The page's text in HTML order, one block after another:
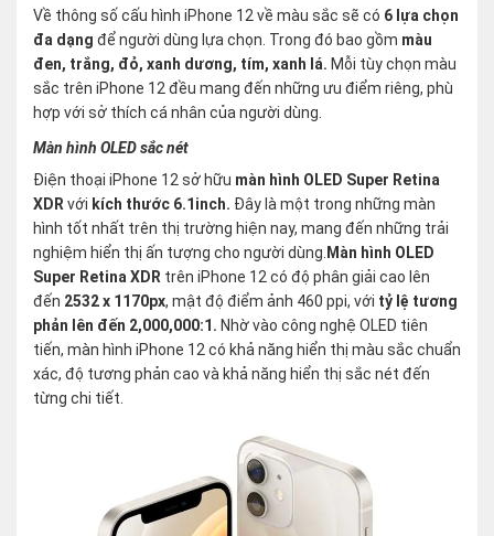
Về thông số cấu hình iPhone 12 về màu sắc sẽ có 6 lựa chọn
đa dạng để người dùng lựa chọn. Trong đó bao gồm màu
đen, trắng, đỏ, xanh dương, tím, xanh lá. Mỗi tùy chọn màu
sắc trên iPhone 12 đều mang đến những ưu điểm riêng, phù
hợp với sở thích cá nhân của người dùng.
Màn hình OLED sắc nét
Điện thoại iPhone 12 sở hữu màn hình OLED Super Retina
XDR với kích thước 6.1inch. Đây là một trong những màn
hình tốt nhất trên thị trường hiện nay, mang đến những trải
nghiệm hiển thị ấn tượng cho người dùng. Màn hình OLED
Super Retina XDR trên iPhone 12 có độ phân giải cao lên
đến 2532 x 1170px, mật độ điểm ảnh 460 ppi, với tỷ lệ tương
phản lên đến 2,000,000:1. Nhờ vào công nghệ OLED tiên
tiến, màn hình iPhone 12 có khả năng hiển thị màu sắc chuẩn
xác, độ tương phản cao và khả năng hiển thị sắc nét đến
từng chi tiết.